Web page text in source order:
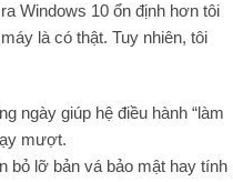
Windows 10 ổn định hơn tôi
là có thật. Tuy nhiên, tôi
ngày giúp hệ điều hành “làm
mượt.
bỏ lỡ bản vá bảo mật hay tính